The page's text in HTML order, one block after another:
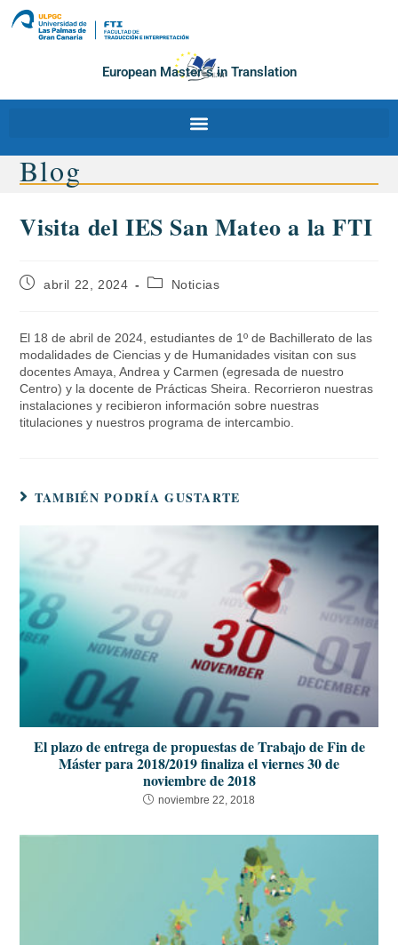
European Master´s in Translation
Blog
Visita del IES San Mateo a la FTI
abril 22, 2024 Noticias
El 18 de abril de 2024, estudiantes de 1º de Bachillerato de las
modalidades de Ciencias y de Humanidades visitan con sus
docentes Amaya, Andrea y Carmen (egresada de nuestro
Centro) y la docente de Prácticas Sheira. Recorrieron nuestras
instalaciones y recibieron información sobre nuestras
titulaciones y nuestros programa de intercambio.
TAMBIÉN PODRÍA GUSTARTE
El plazo de entrega de propuestas de Trabajo de Fin de
Máster para 2018/2019 finaliza el viernes 30 de
noviembre de 2018
noviembre 22, 2018